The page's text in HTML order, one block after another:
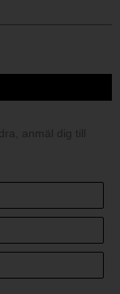
anmäl dig till